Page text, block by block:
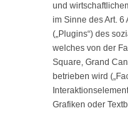
und
im Sinne des Art. 6
(„Plugins“) des
welches von der
Square, Grand
betrieben wird
Grafiken oder